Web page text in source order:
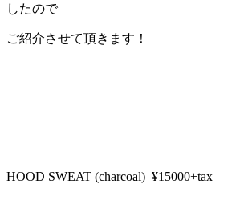
したので
ご紹介させて頂きます！
HOOD SWEAT (charcoal) ¥15000+tax